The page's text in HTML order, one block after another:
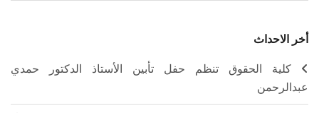
أخر الاحداث
كلية الحقوق تنظم حفل تأبين الأستاذ الدكتور حمدي
عبدالرحمن